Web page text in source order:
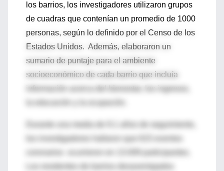
los barrios, los investigadores utilizaron grupos
de cuadras que contenían un promedio de 1000
personas, según lo definido por el Censo de los
Estados Unidos. Además, elaboraron un
sumario de puntaje para el ambiente
socioeconómico de cada barrio que incluía
información acerca del bienestar, los ingresos,
la educación y la ocupación.
Durante una media de 9.1 años de seguimiento,
los investigadores hallaron que 615 eventos
Los residentes de barrios desaventajados